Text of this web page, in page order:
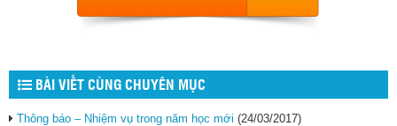
BÀI VIẾT CÙNG CHUYÊN MỤC
Thông báo – Nhiệm vụ trong năm học mới (24/03/2017)